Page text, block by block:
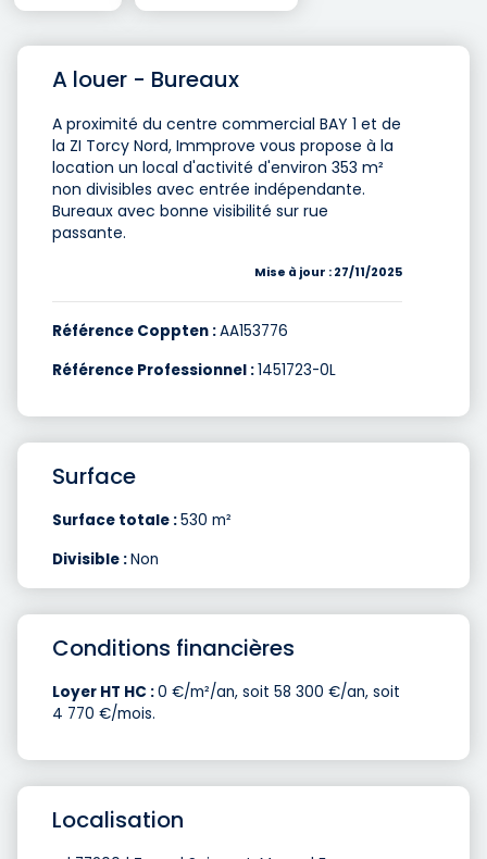
A louer - Bureaux
A proximité du centre commercial BAY 1 et de
la ZI Torcy Nord, Immprove vous propose à la
location un local d'activité d'environ 353 m²
non divisibles avec entrée indépendante.
Bureaux avec bonne visibilité sur rue
passante.
Mise à jour : 27/11/2025
Référence Coppten :AA153776
Référence Professionnel :1451723-0L
Surface
Surface totale :530 m²
Divisible :Non
Conditions financières
Loyer HT HC :0 €/m²/an, soit 58 300 €/an, soit
4 770 €/mois.
Localisation